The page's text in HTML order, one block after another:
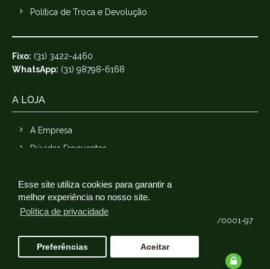
Esse site utiliza cookies para garantir a
melhor experiência no nosso site.
Política de privacidade
Preferências Aceitar
Política de Troca e Devolução
Fixo: (31) 3422-4460
WhatsApp: (31) 98798-6168
A LOJA
A Empresa
Dúvidas Frequentes
Orsil Organizações Reunidas silvestre Ltda - 16.502.304/0001-97
Plataforma